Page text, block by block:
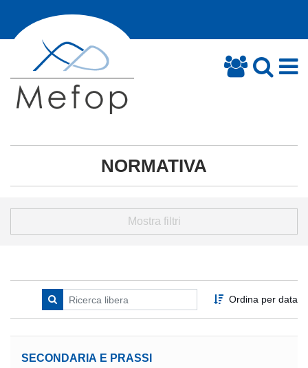
NORMATIVA
Mostra filtri
Ordina per data
SECONDARIA E PRASSI